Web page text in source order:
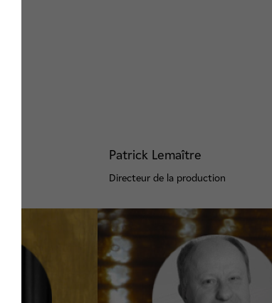
Patrick Lemaître
Directeur de la production